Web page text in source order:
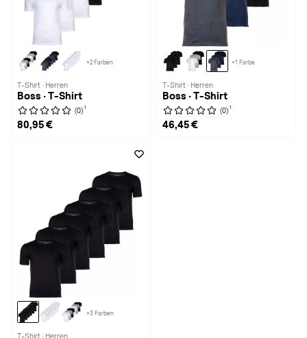
+2 Farben
T-Shirt · Herren
Boss · T-Shirt
(0) 1
80,95 €
+1 Farbe
T-Shirt · Herren
Boss · T-Shirt
(0) 1
46,45 €
+3 Farben
T-Shirt · Herren